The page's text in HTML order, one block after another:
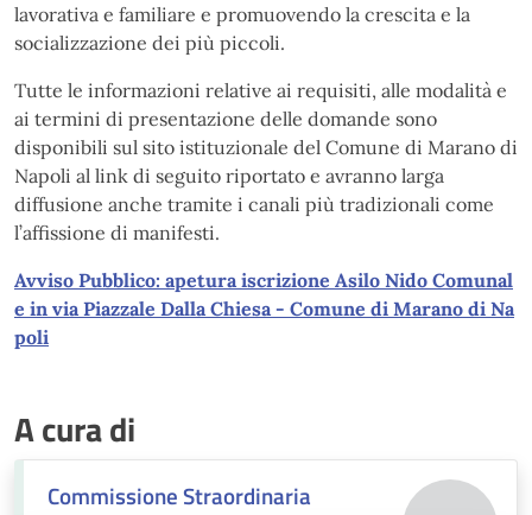
lavorativa e familiare e promuovendo la crescita e la
socializzazione dei più piccoli.
Tutte le informazioni relative ai requisiti, alle modalità e
ai termini di presentazione delle domande sono
disponibili sul sito istituzionale del Comune di Marano di
Napoli al link di seguito riportato e avranno larga
diffusione anche tramite i canali più tradizionali come
l’affissione di manifesti.
Avviso Pubblico: apetura iscrizione Asilo Nido Comunal
e in via Piazzale Dalla Chiesa - Comune di Marano di Na
poli
A cura di
Commissione Straordinaria